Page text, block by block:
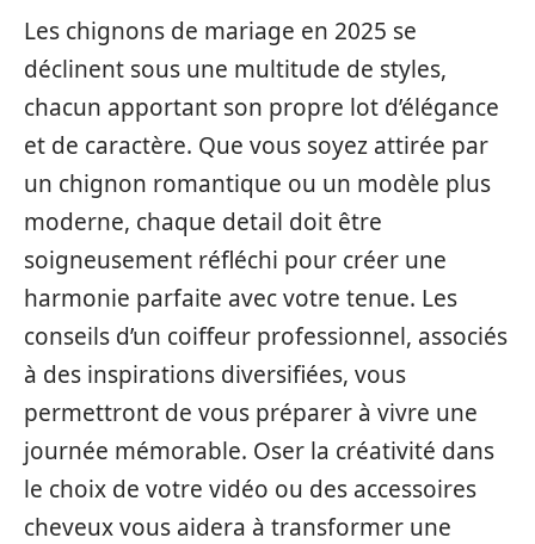
Les chignons de mariage en 2025 se
déclinent sous une multitude de styles,
chacun apportant son propre lot d’élégance
et de caractère. Que vous soyez attirée par
un chignon romantique ou un modèle plus
moderne, chaque detail doit être
soigneusement réfléchi pour créer une
harmonie parfaite avec votre tenue. Les
conseils d’un coiffeur professionnel, associés
à des inspirations diversifiées, vous
permettront de vous préparer à vivre une
journée mémorable. Oser la créativité dans
le choix de votre vidéo ou des accessoires
cheveux vous aidera à transformer une